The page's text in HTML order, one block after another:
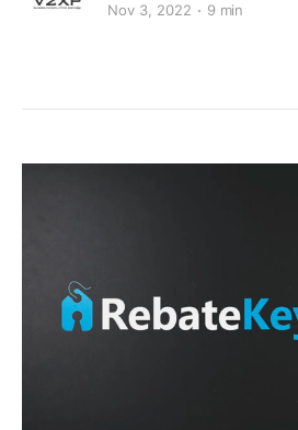
Nov 3, 2022 9 min